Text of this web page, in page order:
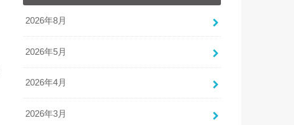
2026年8月
2026年5月
2026年4月
2026年3月